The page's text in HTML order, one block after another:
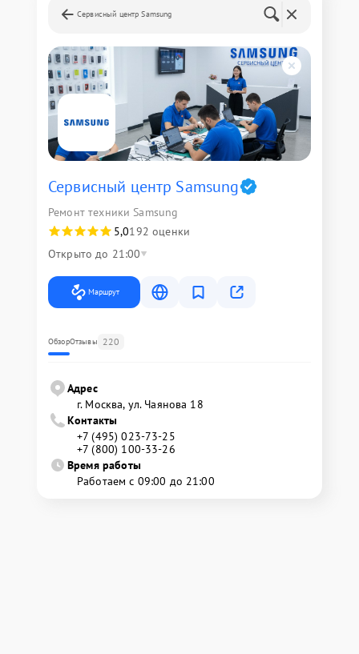
Сервисный центр Samsung
Сервисный центр Samsung
Ремонт техники Samsung
5,0192 оценки
Открыто до 21:00
Маршрут
ОбзорОтзывы 220
Адрес
г. Москва, ул. Чаянова 18
Контакты
+7 (495) 023-73-25
+7 (800) 100-33-26
Время работы
Работаем с 09:00 до 21:00